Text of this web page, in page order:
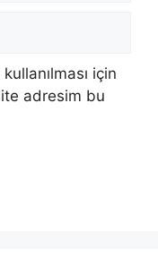
için
adresim bu